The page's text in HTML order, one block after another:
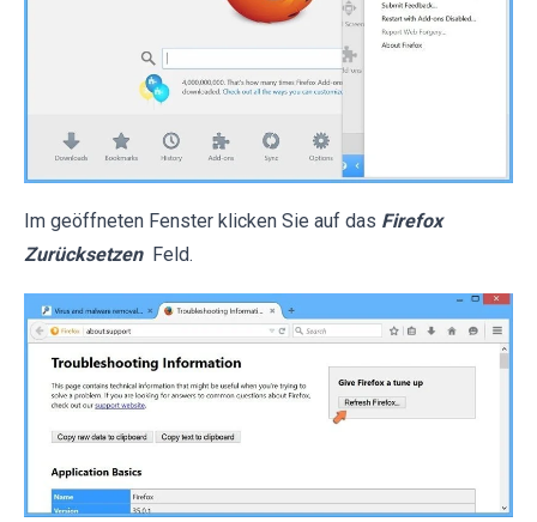
Im geöffneten Fenster klicken Sie auf das Firefox
Zurücksetzen Feld.